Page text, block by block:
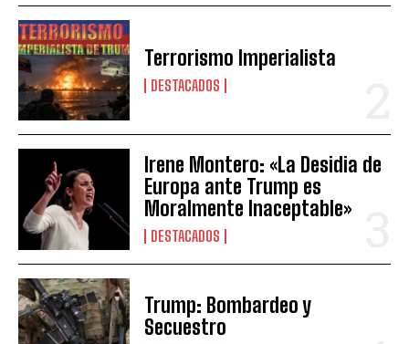
Terrorismo Imperialista
DESTACADOS
Irene Montero: «La Desidia de
Europa ante Trump es
Moralmente Inaceptable»
DESTACADOS
Trump: Bombardeo y
Secuestro